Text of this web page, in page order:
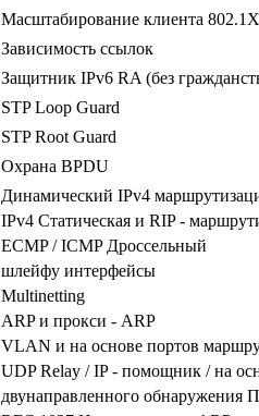
Масштабирование клиента 802.1X
Зависимость ссылок
Защитник IPv6 RA (без
STP Loop Guard
STP Root Guard
Охрана BPDU
Динамический IPv4
IPv4 Статическая и RIP -
ECMP / ICMP Дроссельный
шлейфу интерфейсы
Multinetting
ARP и прокси - ARP
VLAN и на основе портов
UDP Relay / IP - помощник / на
двунаправленного обнаружения